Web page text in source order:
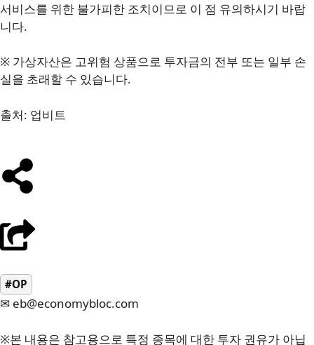
서비스를 위한 불가피한 조치이므로 이 점 유의하시기 바랍
니다.
※ 가상자산은 고위험 상품으로 투자금의 전부 또는 일부 손
실을 초래할 수 있습니다.
출처: 업비트
#OP
✉ eb@economybloc.com
※본 내용은 참고용으로 특정 종목에 대한 투자 권유가 아닙